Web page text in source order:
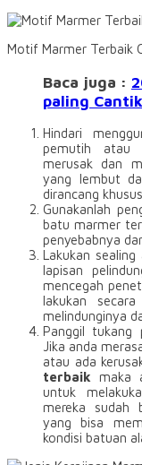
Motif Marmer Terbaik
Baca juga :
paling
Hindari
pemutih atau
merusak dan
yang lembut
dirancang
Gunakanlah
batu marmer
penyebabnya
Lakukan
lapisan
mencegah
lakukan
melindunginya
Panggil tukang
Jika anda
atau ada
terbaikmaka
untuk
mereka sudah
yang bisa
kondisi batuan